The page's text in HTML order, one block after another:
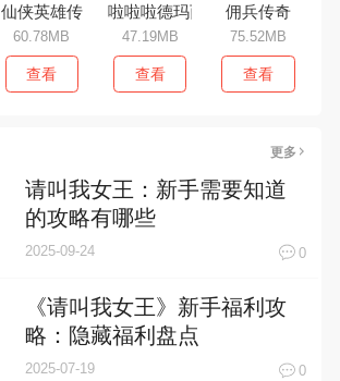
仙侠英雄传
60.78MB
查看
啦啦啦德玛西亚
47.19MB
查看
佣兵传奇
75.52MB
查看
更多
请叫我女王：新手需要知道
的攻略有哪些
2025-09-24 0
《请叫我女王》新手福利攻
略：隐藏福利盘点
2025-07-19 0